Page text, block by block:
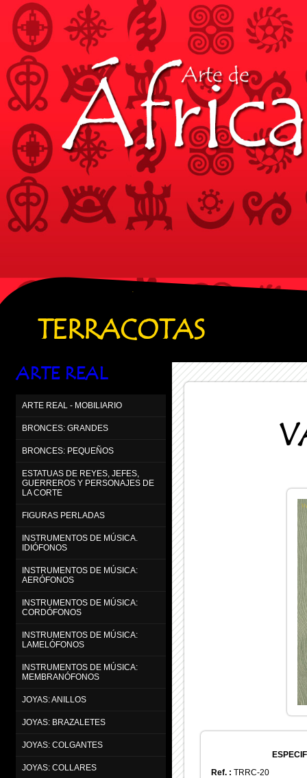
TERRACOTAS
Ref. : TRRC-20
ARTE REAL
ARTE REAL - MOBILIARIO
BRONCES: GRANDES
BRONCES: PEQUEÑOS
ESTATUAS DE REYES, JEFES,
GUERREROS Y PERSONAJES DE
LA CORTE
FIGURAS PERLADAS
INSTRUMENTOS DE MÚSICA.
IDIÓFONOS
INSTRUMENTOS DE MÚSICA:
AERÓFONOS
INSTRUMENTOS DE MÚSICA:
CORDÓFONOS
INSTRUMENTOS DE MÚSICA:
LAMELÓFONOS
INSTRUMENTOS DE MÚSICA:
MEMBRANÓFONOS
JOYAS: ANILLOS
JOYAS: BRAZALETES
JOYAS: COLGANTES
JOYAS: COLLARES